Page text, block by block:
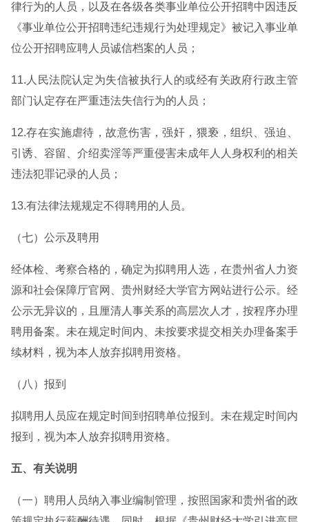
律行为的人员，以及在各级各类事业单位公开招聘中因违反
《事业单位公开招聘违纪违规行为处理规定》被记入事业单
位公开招聘应聘人员诚信档案的人员；
11.人民法院认定为失信被执行人的或经有关政府行政主管
部门认定存在严重违法失信行为的人员；
12.存在实施虐待，故意伤害，强奸，猥亵，组织、强迫、
引诱、容留、介绍卖淫等严重侵害未成年人人身权利的相关
违法犯罪记录的人员；
13.有法律法规规定不得聘用的人员。
（七）公示及聘用
经体检、考察合格的，确定为拟聘用人选，在贵州省人力资
源和社会保障厅官网、贵州财经大学官方网站进行公示。经
公示无异议的，且厘清人事关系的高层次人才，按程序办理
聘用备案。未在规定时间内、未按要求提交相关办理备案手
续材料，视为本人放弃拟聘用资格。
（八）报到
拟聘用人员应在规定时间到招聘单位报到。未在规定时间内
报到，视为本人放弃拟聘用资格。
五、有关说明
（一）聘用人员纳入事业编制管理，按照国家和贵州省的政